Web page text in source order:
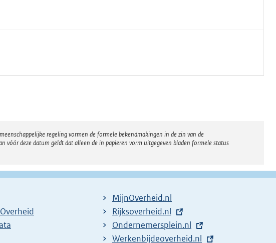
regeling vormen de formele bekendmakingen in de zin van de
deze datum geldt dat alleen de in papieren vorm uitgegeven bladen formele status
MijnOverheid.nl
E
x
t
Rijksoverheid.nl
E
x
Ondernemersplein.nl
E
Werkenbijdeoverheid.nl